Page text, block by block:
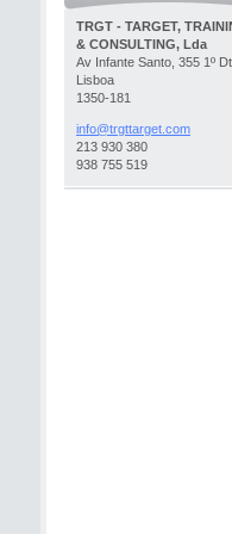
TRGT - TARGET,
& CONSULTING, Lda
Av Infante Santo, 355 1º Dt
Lisboa
1350-181
info@trgttarget. com
213 930 380
938 755 519